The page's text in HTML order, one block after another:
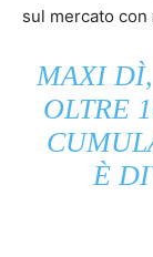
sul mercato con
MAXI
OLTRE
È